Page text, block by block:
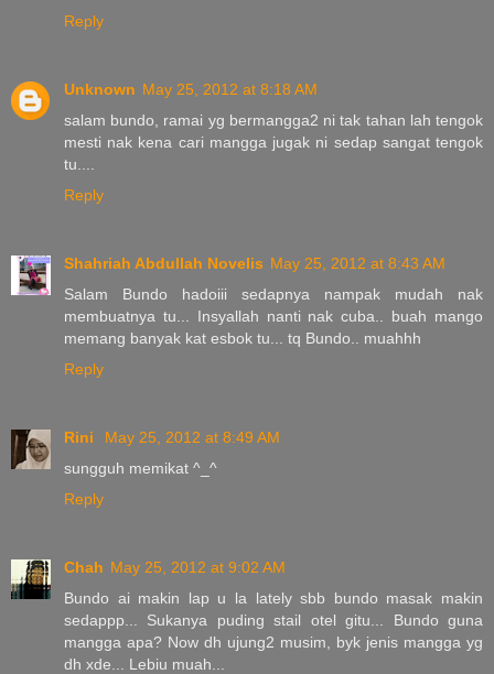
Reply
Unknown May 25, 2012 at 8:18 AM
salam bundo, ramai yg bermangga2 ni tak tahan lah tengok
mesti nak kena cari mangga jugak ni sedap sangat tengok
tu....
Reply
Shahriah Abdullah Novelis May 25, 2012 at 8:43 AM
Salam Bundo hadoiii sedapnya nampak mudah nak
membuatnya tu... Insyallah nanti nak cuba.. buah mango
memang banyak kat esbok tu... tq Bundo.. muahhh
Reply
Rini
May 25, 2012 at 8:49 AM
sungguh memikat ^_^
Reply
Chah May 25, 2012 at 9:02 AM
Bundo ai makin lap u la lately sbb bundo masak makin
sedappp... Sukanya puding stail otel gitu... Bundo guna
mangga apa? Now dh ujung2 musim, byk jenis mangga yg
dh xde... Lebiu muah...